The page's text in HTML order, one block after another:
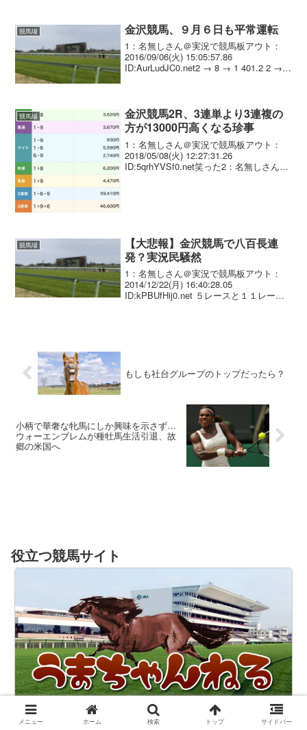
１・２・３・１０...
競馬場 金沢競馬、９月６日も平常運転
1：名無しさん＠実況で競馬板アウト：
2016/09/06(火) 15:05:57.86
ID:AurLudJC0.net2 → 8 → 1 401.2 2 → 8
競馬場
金沢競馬2R、3連単より3連複の
方が13000円高くなる珍事
1：名無しさん＠実況で競馬板アウト：
2018/05/08(火) 12:27:31.26
ID:5qrhYVSf0.net笑った2：名無しさん＠
競馬場
【大悲報】金沢競馬で八百長連
発？実況民騒然
1：名無しさん＠実況で競馬板アウト：
2014/12/22(月) 16:40:28.05
ID:kPBUfHij0.net ５レースと１１レース
もしも社台グループのトップだったら？
小柄で華奢な牝馬にしか興味を示さず…
ウォーエンブレムが種牡馬生活引退、故
郷の米国へ
役立つ競馬サイト
メニュー ホーム 検索 トップ サイドバー